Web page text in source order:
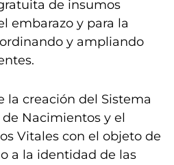
de insumos
embarazo y para la
y ampliando
la creación del Sistema
Nacimientos y el
Vitales con el objeto de
a la identidad de las